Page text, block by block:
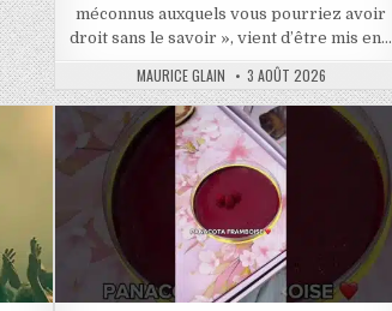
méconnus auxquels vous pourriez avoir
droit sans le savoir », vient d’être mis en…
AUTHOR:
MAURICE GLAIN PUBLISHED
DATE:
3 AOÛT 2026